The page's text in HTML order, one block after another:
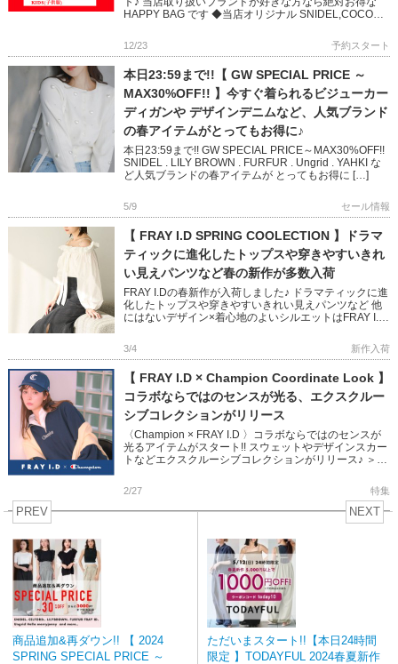
HAPPY BAG です ◆当店オリジナル SNIDEL,COCO
12/23 予約スタート
本日23:59まで!!【 GW SPECIAL PRICE ～
MAX30%OFF!! 】今すぐ着られるビジューカー
ディガンや デザインデニムなど、人気ブランド
の春アイテムがとってもお得に♪
本日23:59まで!! GW SPECIAL PRICE～MAX30%OFF!!
SNIDEL . LILY BROWN . FURFUR . Ungrid . YAHKI な
ど人気ブランドの春アイテムが とってもお得に […]
5/9 セール情報
【 FRAY I.D SPRING COOLECTION 】ドラマ
ティックに進化したトップスや穿きやすいきれ
い見えパンツなど春の新作が多数入荷
FRAY I.Dの春新作が入荷しました♪ ドラマティックに進
化したトップスや穿きやすいきれい見えパンツなど 他
にはないデザイン×着心地のよいシルエットはFRAY I.D
3/4 新作入荷
【 FRAY I.D × Champion Coordinate Look 】
コラボならではのセンスが光る、エクスクルー
シブコレクションがリリース
〈Champion × FRAY I.D 〉コラボならではのセンスが
光るアイテムがスタート!! スウェットやデザインスカー
トなどエクスクルーシブコレクションがリリース♪ ＞＞
2/27 特集
PREV
商品追加&再ダウン!! 【 2024
SPRING SPECIAL PRICE ～
NEXT
ただいまスタート!!【本日24時間
限定 】TODAYFUL 2024春夏新作